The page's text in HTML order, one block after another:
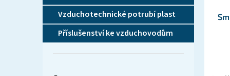
Vzduchotechnické potrubí plast
Příslušenství ke vzduchovodům